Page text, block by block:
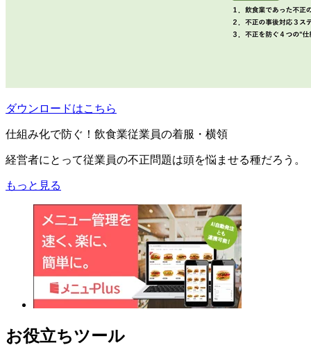
ダウンロードはこちら
仕組み化で防ぐ！飲食業従業員の着服・横領
経営者にとって従業員の不正問題は頭を悩ませる種だろう。
もっと見る
お役立ちツール